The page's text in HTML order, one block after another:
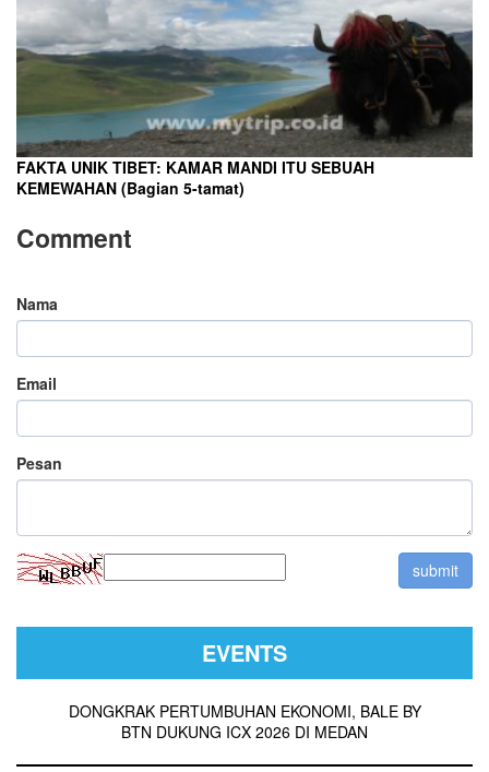
FAKTA UNIK TIBET: KAMAR MANDI ITU SEBUAH
KEMEWAHAN (Bagian 5-tamat)
Comment
Nama
Email
Pesan
EVENTS
DONGKRAK PERTUMBUHAN EKONOMI, BALE BY
BTN DUKUNG ICX 2026 DI MEDAN